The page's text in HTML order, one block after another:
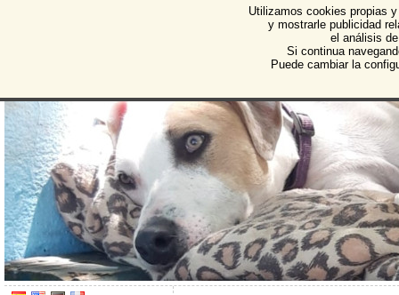
Protectora de Animales
Asociación Protectora de Animales y Plantas de
Utilizamos cookies propias
y mostrarle publicidad
el análisis
Si continua
Puede cambiar la